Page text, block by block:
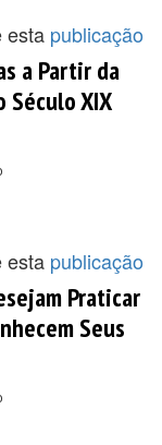
esta publicação
a Partir da
Século XIX
esta publicação
Praticar
Seus